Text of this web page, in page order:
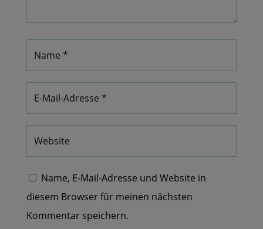
Name, E-Mail-Adresse und Website in
diesem Browser für meinen nächsten
Kommentar speichern.